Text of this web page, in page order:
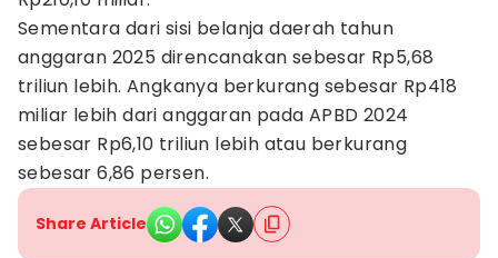
Sementara dari sisi belanja daerah tahun
anggaran 2025 direncanakan sebesar Rp5,68
triliun lebih. Angkanya berkurang sebesar Rp418
miliar lebih dari anggaran pada APBD 2024
sebesar Rp6,10 triliun lebih atau berkurang
sebesar 6,86 persen.
Share Article